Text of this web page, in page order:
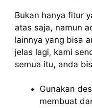
Bukan hanya fitur
atas saja, namun
lainnya yang bisa
jelas lagi, kami
semua itu, anda
Gunakan
membuat